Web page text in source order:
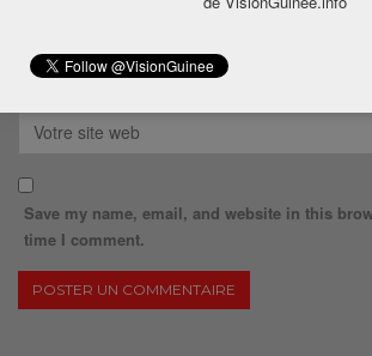
Save my name, email, and website in this
time I comment.